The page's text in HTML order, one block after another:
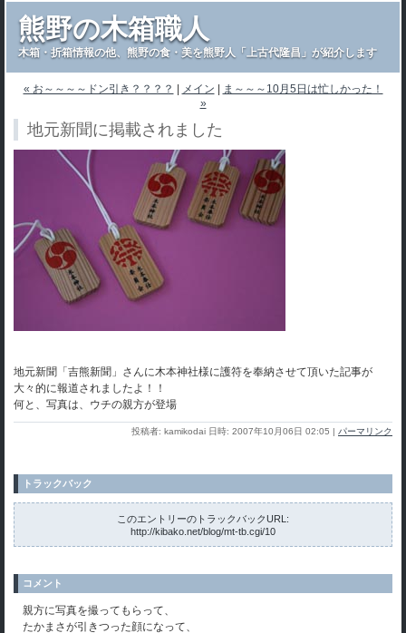
熊野の木箱職人
木箱・折箱情報の他、熊野の食・美を熊野人「上古代隆昌」が紹介します
« お～～～～ドン引き？？？？ メイン
ま～～～10月5日は忙しかった！
»
地元新聞に掲載されました
地元新聞「吉熊新聞」さんに木本神社様に護符を奉納させて頂いた記事が
大々的に報道されましたよ！！
何と、写真は、ウチの親方が登場
投稿者: kamikodai 日時: 2007年10月06日 02:05 | パーマリンク
トラックバック
このエントリーのトラックバックURL:
http://kibako.net/blog/mt-tb.cgi/10
コメント
親方に写真を撮ってもらって、
たかまさが引きつった顔になって、